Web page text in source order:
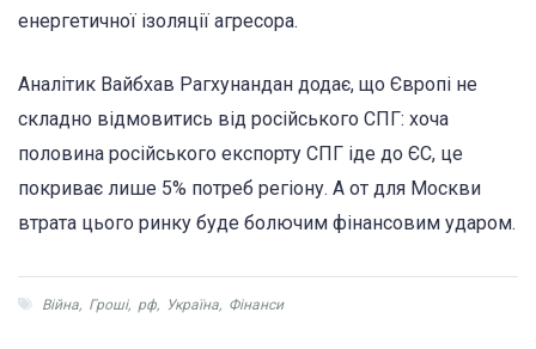
енергетичної ізоляції агресора.
Аналітик Вайбхав Рагхунандан додає, що Європі не
складно відмовитись від російського СПГ: хоча
половина російського експорту СПГ іде до ЄС, це
покриває лише 5% потреб регіону. А от для Москви
втрата цього ринку буде болючим фінансовим ударом.
Війна, Гроші, рф, Україна, Фінанси